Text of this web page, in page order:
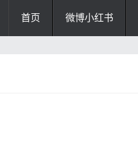
首页 微博小红书